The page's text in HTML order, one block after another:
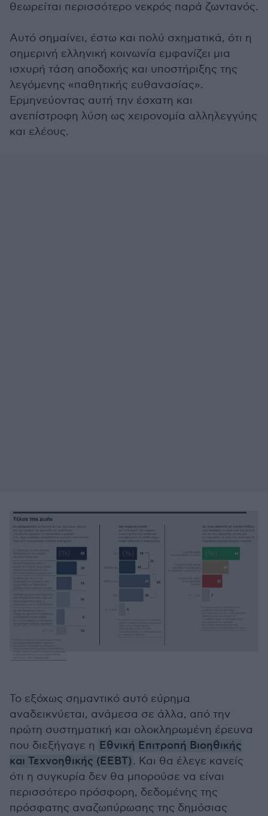
θεωρείται περισσότερο νεκρός παρά ζωντανός.
Αυτό σημαίνει, έστω και πολύ σχηματικά, ότι η
σημερινή ελληνική κοινωνία εμφανίζει μια
ισχυρή τάση αποδοχής και υποστήριξης της
λεγόμενης «παθητικής ευθανασίας».
Ερμηνεύοντας αυτή την έσχατη και
ανεπίστροφη λύση ως χειρονομία αλληλεγγύης
και ελέους.
Το εξόχως σημαντικό αυτό εύρημα
αναδεικνύεται, ανάμεσα σε άλλα, από την
πρώτη συστηματική και ολοκληρωμένη έρευνα
που διεξήγαγε η Εθνική Επιτροπή Βιοηθικής
και Τεχνοηθικής (ΕΕΒΤ). Και θα έλεγε κανείς
ότι η συγκυρία δεν θα μπορούσε να είναι
περισσότερο πρόσφορη, δεδομένης της
πρόσφατης αναζωπύρωσης της δημόσιας